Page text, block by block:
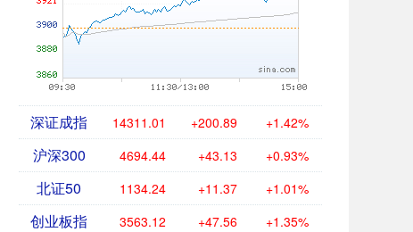
深证成指 14311.01 +200.89 +1.42%
沪深300 4694.44 +43.13 +0.93%
北证50 1134.24 +11.37 +1.01%
创业板指 3563.12 +47.56 +1.35%